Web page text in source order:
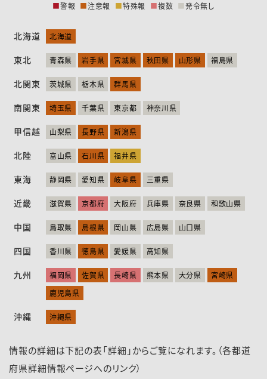
株主・投資家情報
採用情報
■警報 ■注意報 ■特殊報 ■複数 ■発令無し
北海道 北海道
東北 青森県 岩手県 宮城県 秋田県 山形県 福島県
北関東 茨城県 栃木県 群馬県
南関東 埼玉県 千葉県 東京都 神奈川県
甲信越 山梨県 長野県 新潟県
北陸 富山県 石川県 福井県
東海 静岡県 愛知県 岐阜県 三重県
近畿 滋賀県 京都府 大阪府 兵庫県 奈良県 和歌山県
中国 鳥取県 島根県 岡山県 広島県 山口県
四国 香川県 徳島県 愛媛県 高知県
九州 福岡県 佐賀県 長崎県 熊本県 大分県
宮崎県
鹿児島県
沖縄 沖縄県
情報の詳細は下記の表「詳細」からご覧になれます。（各都道
府県詳細情報ページへのリンク）